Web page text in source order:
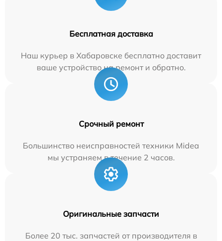
Бесплатная доставка
Наш курьер в Хабаровске бесплатно доставит
ваше устройство на ремонт и обратно.
Срочный ремонт
Большинство неисправностей техники Midea
мы устраняем в течение 2 часов.
Оригинальные запчасти
Более 20 тыс. запчастей от производителя в